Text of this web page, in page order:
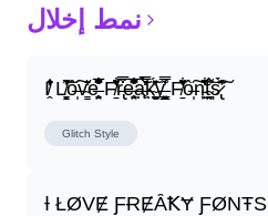
نمط إخلال
I̸̭̍̄̂̐̒̾̔ L̸̘̳̞̋̓̏̍͐͝ô̶̩͠v̴̳̔̈͛e̶̤̹̼̥͋͆̂̅͊̽͂ F̸̱̈̌͋̍̒̽r̶̢̅͒̿͒e̶̤̹̼̥͋͆̂̅͊̽͂a̶̛̜̥̜̣̔̓̉̿̌̃̀̅k̴͈͕̮͉̫̮̣̃̽̈́̔̎y̶̬͓͍͇̰͚͑̿̓͌ F̸̱̈̌͋̍̒̽ô̶̩͠n̵̫͖͛͗̓̏̌͋̏̔̋t̴̘̪̦͌́̍͝s̷̢̛̀̃̆́̽͘͠
Glitch Style
Ɨ ŁØVɆ ƑɌɆȂꝀɎ ƑØNŦS